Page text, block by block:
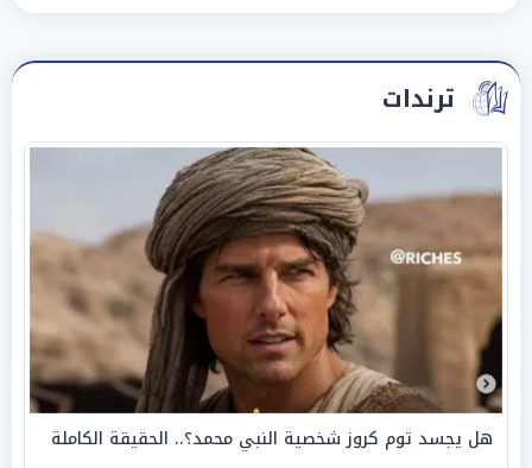
ترندات
هل يجسد توم كروز شخصية النبي محمد؟.. الحقيقة الكاملة